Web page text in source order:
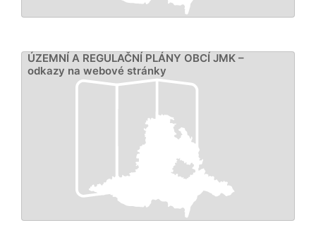
ÚZEMNÍ A REGULAČNÍ PLÁNY OBCÍ JMK –
odkazy na webové stránky